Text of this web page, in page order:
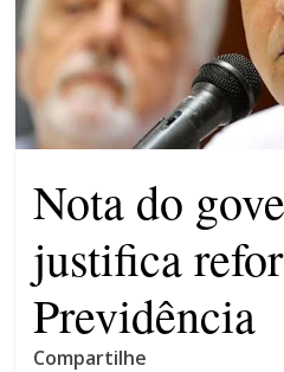
patrimônio
em
Máfia das
Nota do
justifica
Previdência
Compartilhe